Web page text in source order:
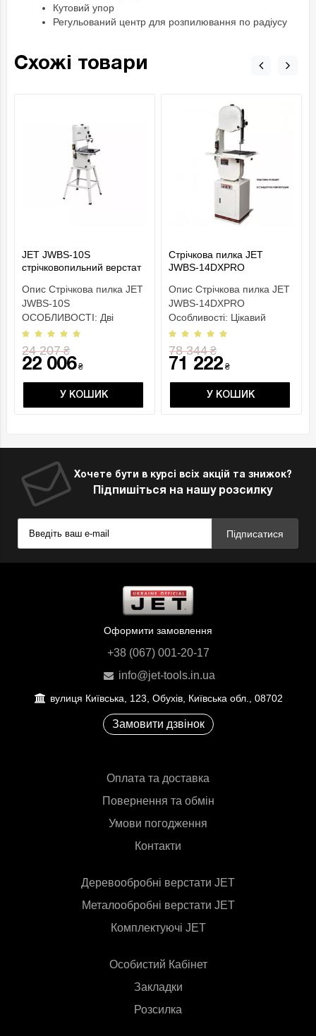
Кутовий упор
Регульований центр для розпилювання по радіусу
Схожі товари
JET JWBS-10S
стрічковопильний верстат
Опис Стрічкова пилка JET
JWBS-10S
ОСОБЛИВОСТІ: Дві
швидкості руху пиляльної
стрічки Ро..
24 207₴
22 006₴
У КОШИК
Стрічкова пилка JET
JWBS-14DXPRO
Опис Стрічкова пилка JET
JWBS-14DXPRO
Особливості: Цікавий
дизайн; Велика гранична
вис..
78 344₴
71 222 ₴
У КОШИК
Хочете бути в курсі всіх акцій та знижок?
Підпишіться на нашу розсилку
Підписатися
Оформити замовлення
+38 (067) 001-20-17
info@jet-tools.in.ua
вулиця Київська, 123, Обухів, Київська обл., 08702
Замовити дзвінок
Оплата та доставка
Повернення та обмін
Умови погодження
Контакти
Деревообробні верстати JET
Металообробні верстати JET
Комплектуючі JET
Особистий Кабінет
Закладки
Розсилка